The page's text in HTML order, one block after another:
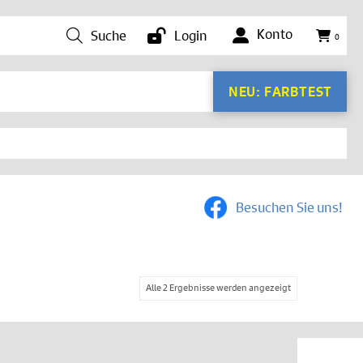
Suche Login Konto 0
NEU: FARBTEST
Besuchen Sie uns!
Alle 2 Ergebnisse werden angezeigt